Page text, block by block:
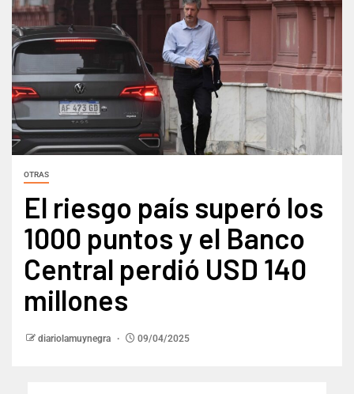
OTRAS
El riesgo país superó los
1000 puntos y el Banco
Central perdió USD 140
millones
diariolamuynegra 09/04/2025